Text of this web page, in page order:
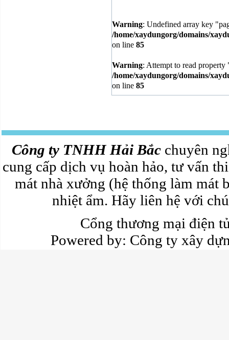
Warning: Undefined array key
/home/xaydungorg/domains/
on line 85
Warning: Attempt to read
/home/xaydungorg/domains/
on line 85
Công ty TNHH Hải Bắcchuyên
cung cấp dịch vụ hoàn hảo, tư vấn
mát nhà xưởng (hệ thống làm mát
nhiệt ẩm. Hãy liên hệ với
Cổng thương mại điện
Powered by: Công ty xây